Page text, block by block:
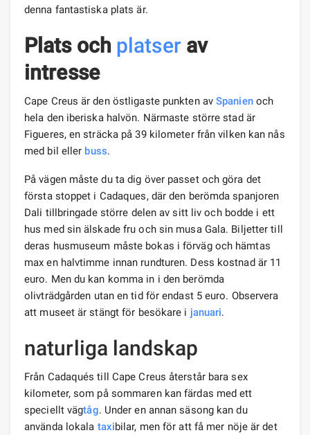
denna fantastiska plats är.
Plats och platserav
intresse
Cape Creus är den östligaste punkten av Spanienoch
hela den iberiska halvön. Närmaste större stad är
Figueres, en sträcka på 39 kilometer från vilken kan nås
med bil eller buss.
På vägen måste du ta dig över passet och göra det
första stoppet i Cadaques, där den berömda spanjoren
Dali tillbringade större delen av sitt liv och bodde i ett
hus med sin älskade fru och sin musa Gala. Biljetter till
deras husmuseum måste bokas i förväg och hämtas
max en halvtimme innan rundturen. Dess kostnad är 11
euro. Men du kan komma in i den berömda
olivträdgården utan en tid för endast 5 euro. Observera
att museet är stängt för besökare i januari.
naturliga landskap
Från Cadaqués till Cape Creus återstår bara sex
kilometer, som på sommaren kan färdas med ett
speciellt vägtåg. Under en annan säsong kan du
använda lokala taxibilar, men för att få mer nöje är det